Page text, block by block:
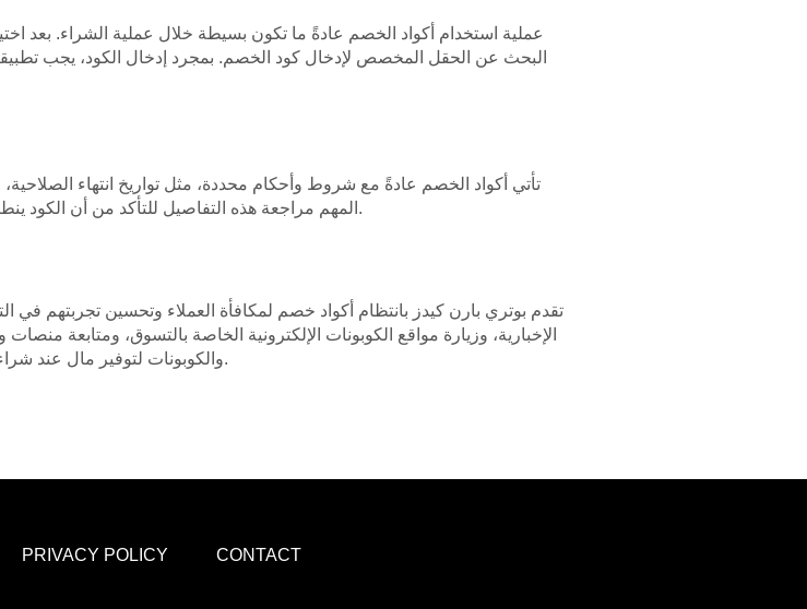
عملية استخدام أكواد الخصم عادةً ما تكون بسيطة خلال عملية الشراء. بعد
البحث عن الحقل المخصص لإدخال كود الخصم. بمجرد إدخال الكود، يجب
تأتي أكواد الخصم عادةً مع شروط وأحكام محددة، مثل تواريخ انتهاء
المهم مراجعة هذه التفاصيل للتأكد من أن الكود ينطبق على الشراء المقصود وللحصول على أقصى قدر من الخصم.
تقدم بوتري بارن كيدز بانتظام أكواد خصم لمكافأة العملاء وتحسين تجربتهم
الإخبارية، وزيارة مواقع الكوبونات الإلكترونية الخاصة بالتسوق، ومتابعة
والكوبونات لتوفير مال عند شراء أثاث وديكورات غرف الأطفال من العلامة التجارية الرائدة هذه.
PRIVACY POLICY CONTACT